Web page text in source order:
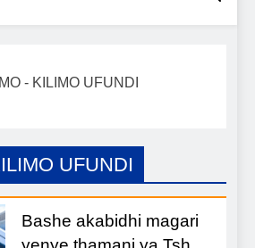
yako.
- KILIMO UFUNDI
UFUNDI
Bashe akabidhi magari